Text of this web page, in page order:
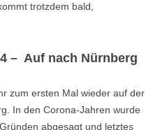
trotzdem bald,
– Auf nach Nürnberg
zum ersten Mal wieder auf der
In den Corona-Jahren wurde
abgesagt und letztes